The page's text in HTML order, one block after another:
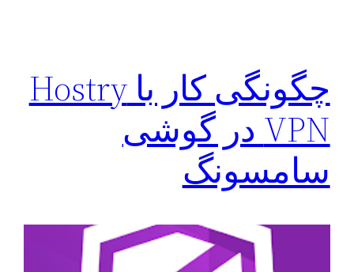
چگونگی کار با Hostry
VPN در گوشی
سامسونگ